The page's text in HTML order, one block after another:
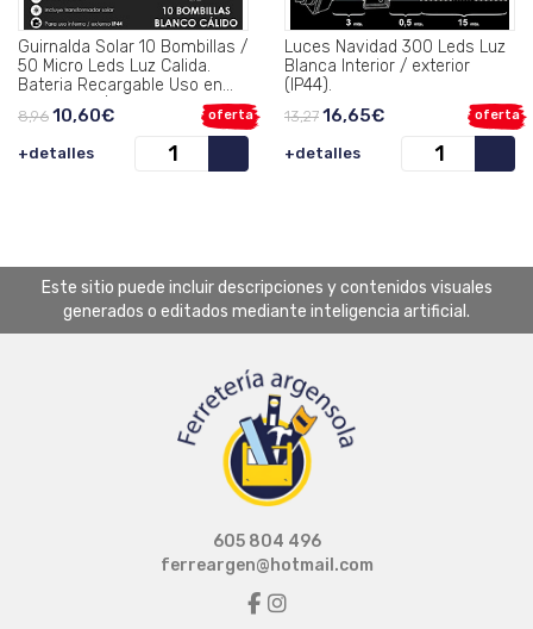
Guirnalda Solar 10 Bombillas /
50 Micro Leds Luz Calida.
Bateria Recargable Uso en
Exteriores / Interiores Ip44.
oferta
8,96 10,60€
+detalles
Luces Navidad 300 Leds Luz
Blanca Interior / exterior
(IP44).
oferta
13,27 16,65€
+detalles
Este sitio puede incluir descripciones y contenidos visuales
generados o editados mediante inteligencia artificial.
605 804 496
ferreargen@hotmail.com